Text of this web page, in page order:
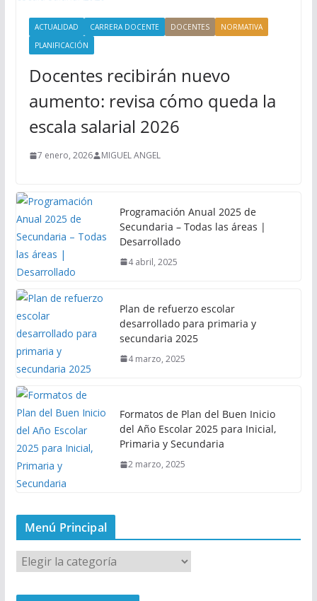
ACTUALIDAD CARRERA DOCENTE DOCENTES
NORMATIVA
PLANIFICACIÓN
Docentes recibirán nuevo
aumento: revisa cómo queda la
escala salarial 2026
7 enero, 2026 MIGUEL ANGEL
Programación Anual 2025 de
Secundaria – Todas las áreas |
Desarrollado
4 abril, 2025
Plan de refuerzo escolar
desarrollado para primaria y
secundaria 2025
4 marzo, 2025
Formatos de Plan del Buen Inicio
del Año Escolar 2025 para Inicial,
Primaria y Secundaria
2 marzo, 2025
Menú Principal
M
e
n